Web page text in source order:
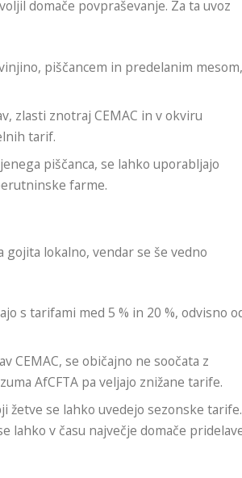
domače povpraševanje. Za ta uvoz
piščancem in predelanim
zlasti znotraj CEMAC in v okviru
tarif.
piščanca, se lahko uporabljajo
farme.
gojita lokalno, vendar se še vedno
s tarifami med 5 % in 20 %, odvisno
CEMAC, se običajno ne soočata z
AfCFTA pa veljajo znižane tarife.
žetve se lahko uvedejo sezonske tarife.
lahko v času največje domače